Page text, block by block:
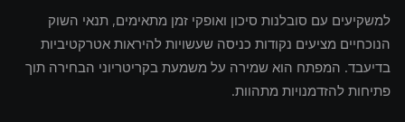
למשקיעים עם סובלנות סיכון ואופקי זמן מתאימים, תנאי השוק
הנוכחיים מציעים נקודות כניסה שעשויות להיראות אטרקטיביות
בדיעבד. המפתח הוא שמירה על משמעת בקריטריוני הבחירה תוך
פתיחות להזדמנויות מתהוות.